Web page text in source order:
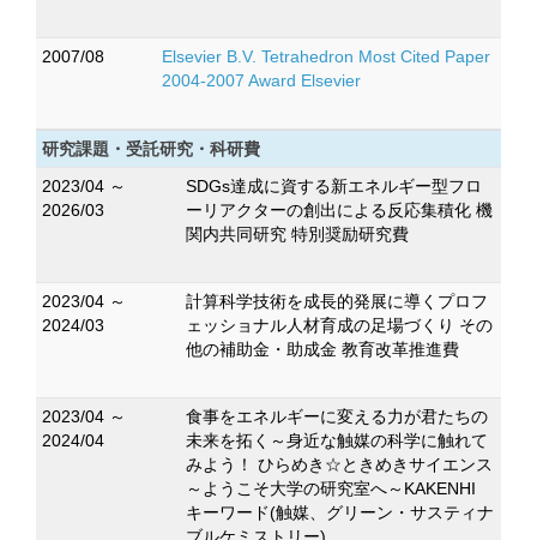
2007/08
Elsevier B.V. Tetrahedron Most Cited Paper
2004-2007 Award Elsevier
研究課題・受託研究・科研費
2023/04 ～
2026/03
SDGs達成に資する新エネルギー型フロ
ーリアクターの創出による反応集積化 機
関内共同研究 特別奨励研究費
2023/04 ～
2024/03
計算科学技術を成長的発展に導くプロフ
ェッショナル人材育成の足場づくり その
他の補助金・助成金 教育改革推進費
2023/04 ～
2024/04
食事をエネルギーに変える力が君たちの
未来を拓く～身近な触媒の科学に触れて
みよう！ ひらめき☆ときめきサイエンス
～ようこそ大学の研究室へ～KAKENHI
キーワード(触媒、グリーン・サスティナ